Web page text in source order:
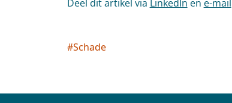
Deel dit artikel via LinkedIn en e-mail
Social tags
#Schade